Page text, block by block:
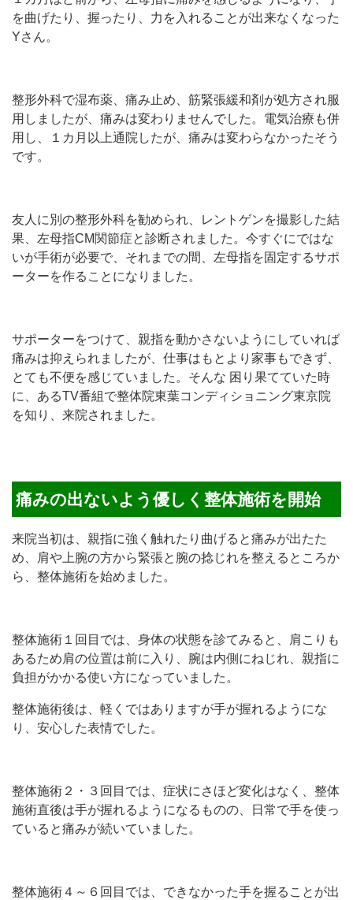
を曲げたり、握ったり、力を入れることが出来なくなった
Yさん。
整形外科で湿布薬、痛み止め、筋緊張緩和剤が処方され服
用しましたが、痛みは変わりませんでした。電気治療も併
用し、１カ月以上通院したが、痛みは変わらなかったそう
です。
友人に別の整形外科を勧められ、レントゲンを撮影した結
果、左母指CM関節症と診断されました。今すぐにではな
いが手術が必要で、それまでの間、左母指を固定するサポ
ーターを作ることになりました。
サポーターをつけて、親指を動かさないようにしていれば
痛みは抑えられましたが、仕事はもとより家事もできず、
とても不便を感じていました。そんな 困り果てていた時
に、あるTV番組で整体院東葉コンディショニング東京院
を知り、来院されました。
痛みの出ないよう優しく整体施術を開始
来院当初は、親指に強く触れたり曲げると痛みが出たた
め、肩や上腕の方から緊張と腕の捻じれを整えるところか
ら、整体施術を始めました。
整体施術１回目では、身体の状態を診てみると、肩こりも
あるため肩の位置は前に入り、腕は内側にねじれ、親指に
負担がかかる使い方になっていました。
整体施術後は、軽くではありますが手が握れるようにな
り、安心した表情でした。
整体施術２・３回目では、症状にさほど変化はなく、整体
施術直後は手が握れるようになるものの、日常で手を使っ
ていると痛みが続いていました。
整体施術４～６回目では、できなかった手を握ることが出